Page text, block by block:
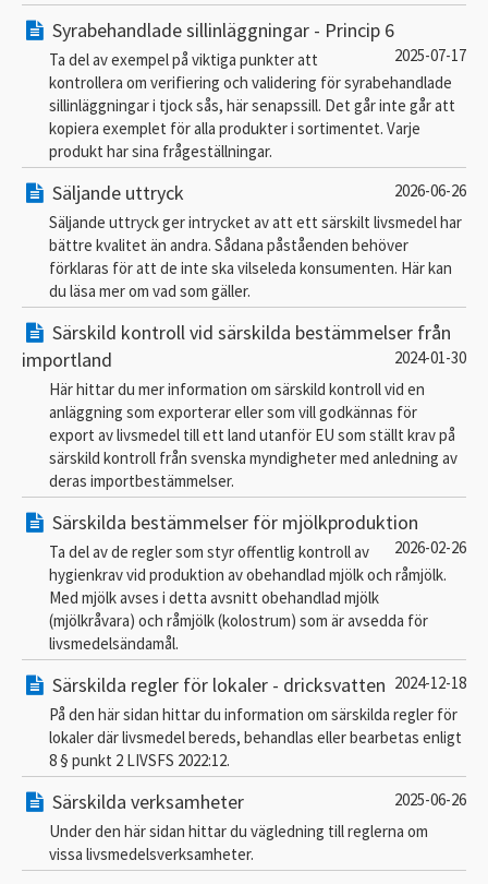
Syrabehandlade sillinläggningar - Princip 6
2025-07-17
Ta del av exempel på viktiga punkter att
kontrollera om verifiering och validering för syrabehandlade
sillinläggningar i tjock sås, här senapssill. Det går inte går att
kopiera exemplet för alla produkter i sortimentet. Varje
produkt har sina frågeställningar.
Säljande uttryck
2026-06-26
Säljande uttryck ger intrycket av att ett särskilt livsmedel har
bättre kvalitet än andra. Sådana påståenden behöver
förklaras för att de inte ska vilseleda konsumenten. Här kan
du läsa mer om vad som gäller.
Särskild kontroll vid särskilda bestämmelser från
importland
2024-01-30
Här hittar du mer information om särskild kontroll vid en
anläggning som exporterar eller som vill godkännas för
export av livsmedel till ett land utanför EU som ställt krav på
särskild kontroll från svenska myndigheter med anledning av
deras importbestämmelser.
Särskilda bestämmelser för mjölkproduktion
2026-02-26
Ta del av de regler som styr offentlig kontroll av
hygienkrav vid produktion av obehandlad mjölk och råmjölk.
Med mjölk avses i detta avsnitt obehandlad mjölk
(mjölkråvara) och råmjölk (kolostrum) som är avsedda för
livsmedelsändamål.
Särskilda regler för lokaler - dricksvatten 2024-12-18
På den här sidan hittar du information om särskilda regler för
lokaler där livsmedel bereds, behandlas eller bearbetas enligt
8 § punkt 2 LIVSFS 2022:12.
Särskilda verksamheter
2025-06-26
Under den här sidan hittar du vägledning till reglerna om
vissa livsmedelsverksamheter.